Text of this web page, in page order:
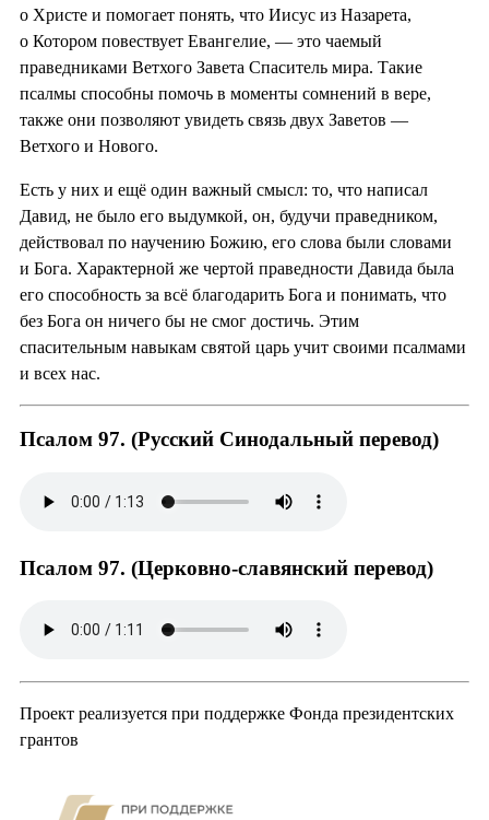
о Христе и помогает понять, что Иисус из Назарета,
о Котором повествует Евангелие, — это чаемый
праведниками Ветхого Завета Спаситель мира. Такие
псалмы способны помочь в моменты сомнений в вере,
также они позволяют увидеть связь двух Заветов —
Ветхого и Нового.
Есть у них и ещё один важный смысл: то, что написал
Давид, не было его выдумкой, он, будучи праведником,
действовал по научению Божию, его слова были словами
и Бога. Характерной же чертой праведности Давида была
его способность за всё благодарить Бога и понимать, что
без Бога он ничего бы не смог достичь. Этим
спасительным навыкам святой царь учит своими псалмами
и всех нас.
Псалом 97. (Русский Синодальный перевод)
Псалом 97. (Церковно-славянский перевод)
Проект реализуется при поддержке Фонда президентских
грантов